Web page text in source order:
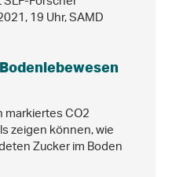
19 Uhr, SAMD
CO2
zeigen können, wie
Zucker im Boden